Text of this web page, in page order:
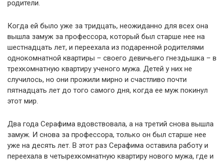
родители.
Когда ей было уже за тридцать, неожиданно для всех она
вышла замуж за профессора, который был старше нее на
шестнадцать лет, и переехала из подаренной родителями
однокомнатной квартиры – своего девичьего гнездышка – в
трехкомнатную квартиру ученого мужа. Детей у них не
случилось, но они прожили мирно и счастливо почти
пятнадцать лет до того самого дня, когда ее муж покинул
этот мир.
Два года Серафима вдовствовала, а на третий снова вышла
замуж. И снова за профессора, только он был старше нее
уже на десять лет. В этот раз Серафима оставила работу и
переехала в четырехкомнатную квартиру нового мужа, где и